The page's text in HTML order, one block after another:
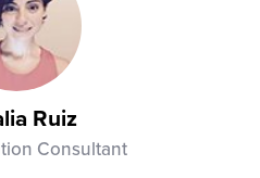
boundaries.
Ruiz
Consultant